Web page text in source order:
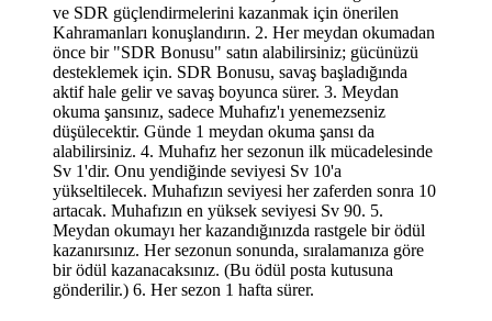
ve SDR güçlendirmelerini kazanmak için önerilen
Kahramanları konuşlandırın. 2. Her meydan okumadan
önce bir "SDR Bonusu" satın alabilirsiniz; gücünüzü
desteklemek için. SDR Bonusu, savaş başladığında
aktif hale gelir ve savaş boyunca sürer. 3. Meydan
okuma şansınız, sadece Muhafız'ı yenemezseniz
düşülecektir. Günde 1 meydan okuma şansı da
alabilirsiniz. 4. Muhafız her sezonun ilk mücadelesinde
Sv 1'dir. Onu yendiğinde seviyesi Sv 10'a
yükseltilecek. Muhafızın seviyesi her zaferden sonra 10
artacak. Muhafızın en yüksek seviyesi Sv 90. 5.
Meydan okumayı her kazandığınızda rastgele bir ödül
kazanırsınız. Her sezonun sonunda, sıralamanıza göre
bir ödül kazanacaksınız. (Bu ödül posta kutusuna
gönderilir.) 6. Her sezon 1 hafta sürer.